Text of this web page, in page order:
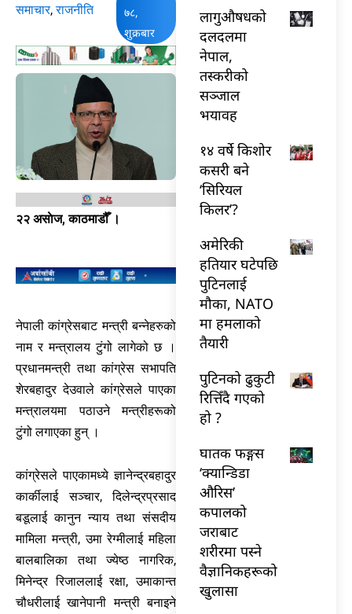
समाचार,राजनीति
७८,
शुक्रबार
२२ असाेज, काठमाडौँ ।
नेपाली कांग्रेसबाट मन्त्री बन्नेहरुको
नाम र मन्त्रालय टुंगो लागेको छ ।
प्रधानमन्त्री तथा कांग्रेस सभापति
शेरबहादुर देउवाले कांग्रेसले पाएका
मन्त्रालयमा पठाउने मन्त्रीहरूको
टुंगो लगाएका हुन् ।
कांग्रेसले पाएकामध्ये ज्ञानेन्द्रबहादुर
कार्कीलाई सञ्चार, दिलेन्द्रप्रसाद
बडूलाई कानुन न्याय तथा संसदीय
मामिला मन्त्री, उमा रेग्मीलाई महिला
बालबालिका तथा ज्येष्ठ नागरिक,
मिनेन्द्र रिजाललाई रक्षा, उमाकान्त
चौधरीलाई खानेपानी मन्त्री बनाइने
लागुऔषधको
दलदलमा
नेपाल,
तस्करीको
सञ्जाल
भयावह
१४ वर्षे किशोर
कसरी बने
‘सिरियल
किलर’?
अमेरिकी
हतियार घटेपछि
पुटिनलाई
मौका, NATO
मा हमलाको
तैयारी
पुटिनको ढुकुटी
रित्तिँदै गएको
हो ?
घातक फङ्गस
‘क्यान्डिडा
औरिस’
कपालको
जराबाट
शरीरमा पस्ने
वैज्ञानिकहरूको
खुलासा